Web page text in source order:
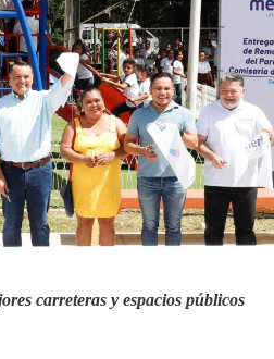
carreteras y espacios públicos